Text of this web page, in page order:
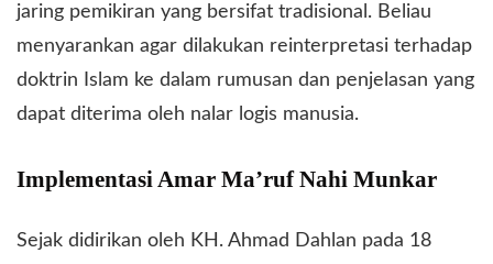
jaring pemikiran yang bersifat tradisional. Beliau
menyarankan agar dilakukan reinterpretasi terhadap
doktrin Islam ke dalam rumusan dan penjelasan yang
dapat diterima oleh nalar logis manusia.
​Implementasi Amar Ma’ruf Nahi Munkar
​Sejak didirikan oleh KH. Ahmad Dahlan pada 18